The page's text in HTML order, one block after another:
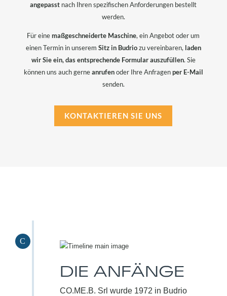
angepasst nach Ihren spezifischen Anforderungen bestellt
werden.
Für einemaßgeschneiderte Maschine, ein Angebot oder um
einen Termin in unserem Sitz in Budriozu vereinbaren, laden
wir Sie ein, das entsprechende Formular auszufüllen. Sie
können uns auch gerneanrufenoder Ihre Anfragenper E-Mail
senden.
KONTAKTIEREN SIE UNS
C
DIE ANFÄNGE
CO.ME.B. Srl wurde 1972 in Budrio